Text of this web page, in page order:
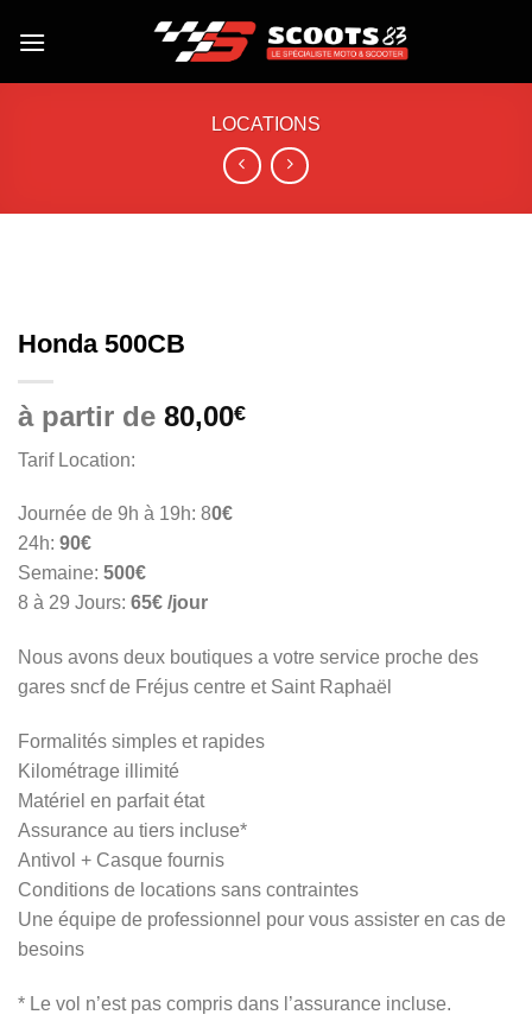
LOCATIONS
Honda 500CB
à partir de 80,00€
Tarif Location:
Journée de 9h à 19h: 80€
24h: 90€
Semaine: 500€
8 à 29 Jours: 65€ /jour
Nous avons deux boutiques a votre service proche des
gares sncf de Fréjus centre et Saint Raphaël
Formalités simples et rapides
Kilométrage illimité
Matériel en parfait état
Assurance au tiers incluse*
Antivol + Casque fournis
Conditions de locations sans contraintes
Une équipe de professionnel pour vous assister en cas de
besoins
* Le vol n’est pas compris dans l’assurance incluse.